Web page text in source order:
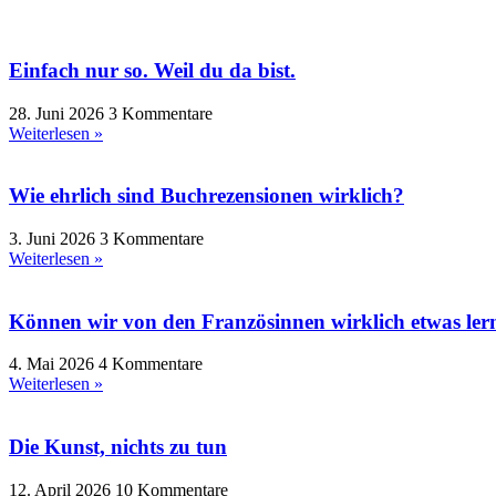
Einfach nur so. Weil du da bist.
28. Juni 2026 3 Kommentare
Weiterlesen »
Wie ehrlich sind Buchrezensionen wirklich?
3. Juni 2026 3 Kommentare
Weiterlesen »
Können wir von den Französinnen wirklich etwas
4. Mai 2026 4 Kommentare
Weiterlesen »
Die Kunst, nichts zu tun
12. April 2026 10 Kommentare